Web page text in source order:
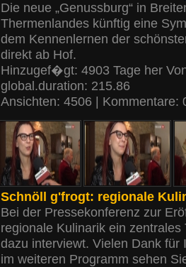
Die neue „Genussburg“ in
Thermenlandes künftig eine
dem Kennenlernen der
direkt ab Hof.
Hinzugef�gt: 4903 Tage her
global.duration: 215.86
Ansichten: 4506 | Kommentare:
Schnöll g'frogt: regionale
Bei der Pressekonferenz zur
regionale Kulinarik ein
dazu interviewt. Vielen Dank
im weiteren Programm sehen